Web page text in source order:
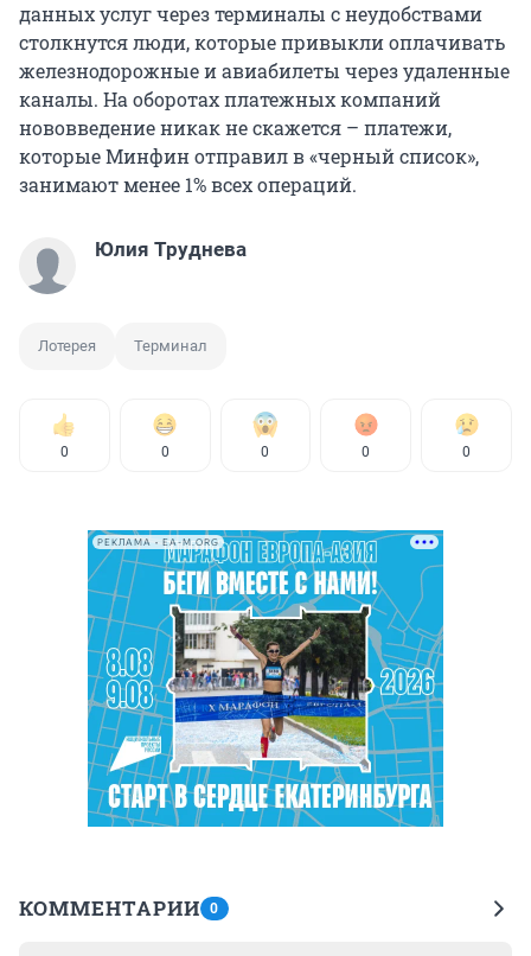
данных услуг через терминалы с неудобствами
столкнутся люди, которые привыкли оплачивать
железнодорожные и авиабилеты через удаленные
каналы. На оборотах платежных компаний
нововведение никак не скажется – платежи,
которые Минфин отправил в «черный список»,
занимают менее 1% всех операций.
Юлия Труднева
Лотерея Терминал
0 0 0 0 0
РЕКЛАМА • EA-M.ORG
КОММЕНТАРИИ 0